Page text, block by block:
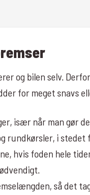
og bilen selv.
for meget snavs
især når man gør
rundkørsler, i stedet
hvis foden hele
så det